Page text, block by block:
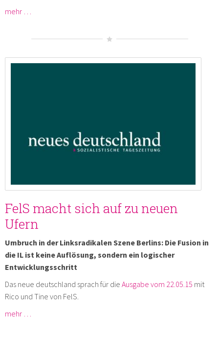
mehr …
FelS macht sich auf zu neuen
Ufern
Umbruch in der Linksradikalen Szene Berlins: Die Fusion in
die IL ist keine Auflösung, sondern ein logischer
Entwicklungsschritt
Das neue deutschland sprach für die Ausgabe vom 22.05.15 mit
Rico und Tine von FelS.
mehr …